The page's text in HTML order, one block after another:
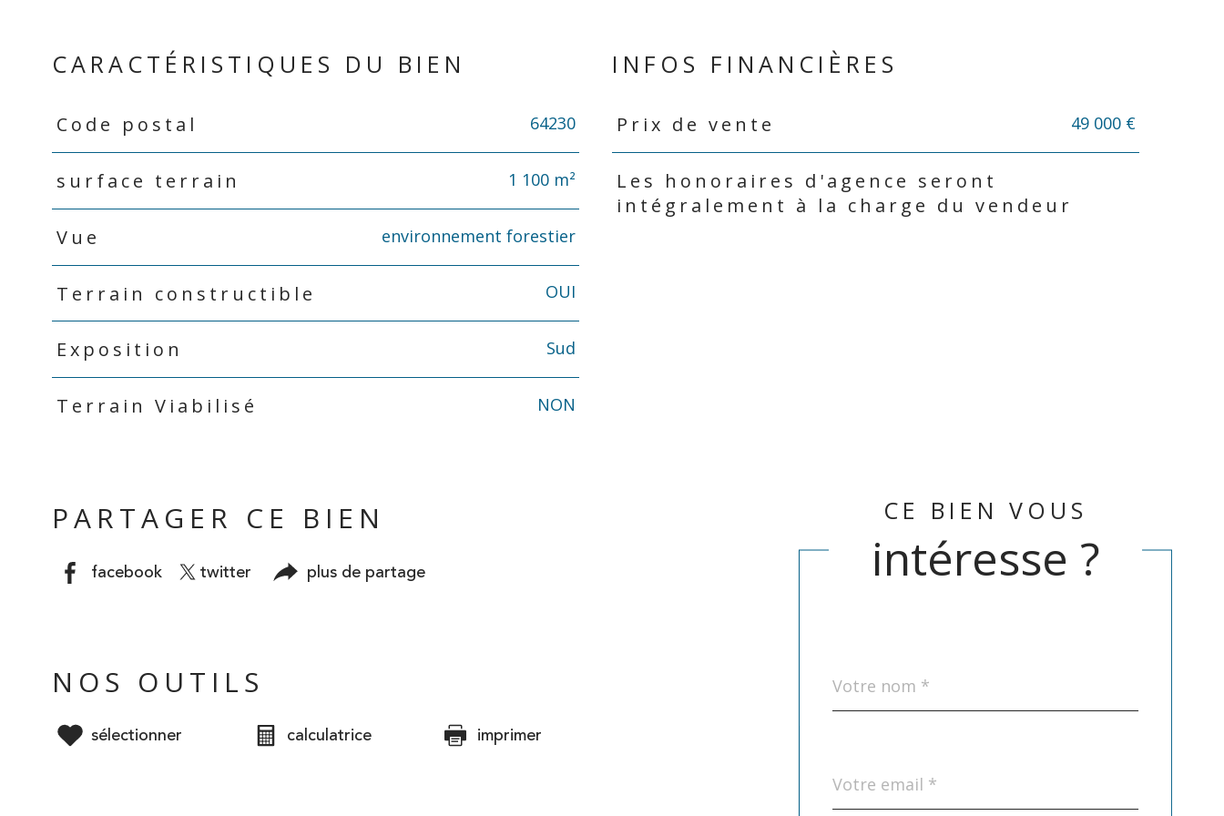
CARACTÉRISTIQUES DU BIEN
Caractéristiques Valeurs
Code postal 64230
surface terrain 1 100 m²
Vue environnement forestier
Terrain constructible OUI
Exposition Sud
Terrain Viabilisé NON
INFOS FINANCIÈRES
Caractéristiques Valeurs
Prix de vente 49 000 €
Les honoraires d'agence seront
intégralement à la charge du vendeur
PARTAGER CE BIEN
facebook twitter plus de partage
NOS OUTILS
sélectionner calculatrice imprimer
CE BIEN VOUS
intéresse ?
par
*
*